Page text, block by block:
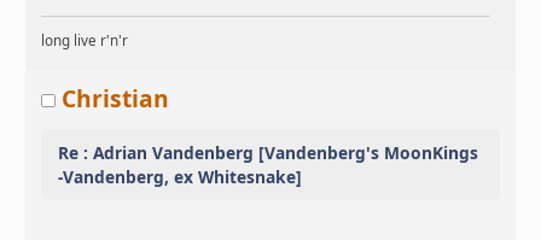
long live r'n'r
Christian
Re : Adrian Vandenberg [Vandenberg's MoonKings
-Vandenberg, ex Whitesnake]